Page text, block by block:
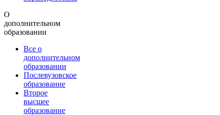
О
дополнительном
образовании
Все о
дополнительном
образовании
Послевузовское
образование
Второе
высшее
образование